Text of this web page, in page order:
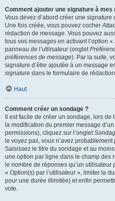
Comment ajouter une signature à mes
Vous devez d’abord créer une
Une fois créée, vous pouvez cocher
rédaction de message. Vous pouvez
tous vos messages en activant l’option
panneau de l’utilisateur (onglet
préférences de message). Par la suite,
signature d’être ajoutée à un message
signature dans le formulaire de
Haut
Comment créer un sondage ?
Il est facile de créer un sondage, lors de
la modification du premier message
permissions), cliquez sur l’onglet
le voyez pas, vous n’avez
Saisissez le titre du sondage et au
une option par ligne dans le champ des
le nombre de réponses qu’un
« Option(s) par l’utilisateur », limiter la
pour une durée illimitée) et enfin
vote.